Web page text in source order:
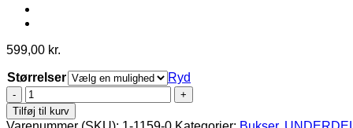
599,00 kr.
Størrelser
Ryd
Soulmate
-
FERNANDA
Tilføj til kurv